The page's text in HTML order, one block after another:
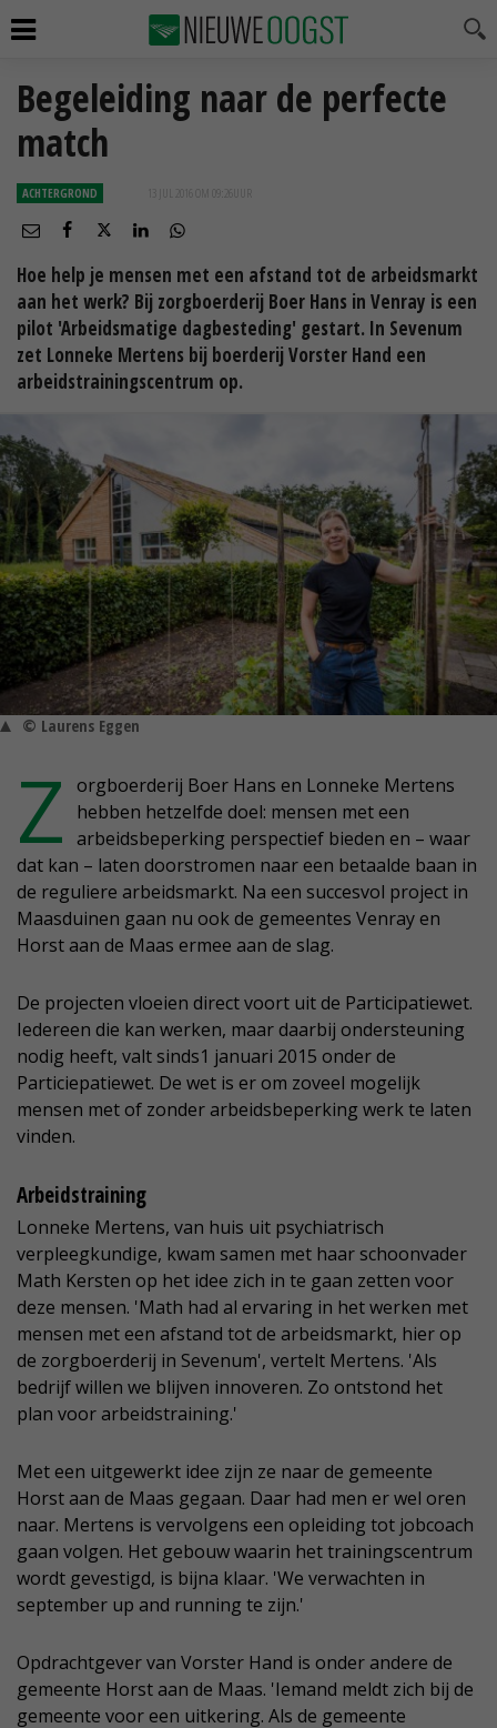
Begeleiding naar de perfecte
match
ACHTERGROND 13 JUL 2016 OM 09:26
Hoe help je mensen met een afstand tot de arbeidsmarkt
aan het werk? Bij zorgboerderij Boer Hans in Venray is een
pilot 'Arbeidsmatige dagbesteding' gestart. In Sevenum
zet Lonneke Mertens bij boerderij Vorster Hand een
arbeidstrainingscentrum op.
© Laurens Eggen
Z orgboerderij Boer Hans en Lonneke Mertens
hebben hetzelfde doel: mensen met een
arbeidsbeperking perspectief bieden en – waar
dat kan – laten doorstromen naar een betaalde baan in
de reguliere arbeidsmarkt. Na een succesvol project in
Maasduinen gaan nu ook de gemeentes Venray en
Horst aan de Maas ermee aan de slag.
De projecten vloeien direct voort uit de Participatiewet.
Iedereen die kan werken, maar daarbij ondersteuning
nodig heeft, valt sinds1 januari 2015 onder de
Particiepatiewet. De wet is er om zoveel mogelijk
mensen met of zonder arbeidsbeperking werk te laten
vinden.
Arbeidstraining
Lonneke Mertens, van huis uit psychiatrisch
verpleegkundige, kwam samen met haar schoonvader
Math Kersten op het idee zich in te gaan zetten voor
deze mensen. 'Math had al ervaring in het werken met
mensen met een afstand tot de arbeidsmarkt, hier op
de zorgboerderij in Sevenum', vertelt Mertens. 'Als
bedrijf willen we blijven innoveren. Zo ontstond het
plan voor arbeidstraining.'
Met een uitgewerkt idee zijn ze naar de gemeente
Horst aan de Maas gegaan. Daar had men er wel oren
naar. Mertens is vervolgens een opleiding tot jobcoach
gaan volgen. Het gebouw waarin het trainingscentrum
wordt gevestigd, is bijna klaar. 'We verwachten in
september up and running te zijn.'
Opdrachtgever van Vorster Hand is onder andere de
gemeente Horst aan de Maas. 'Iemand meldt zich bij de
gemeente voor een uitkering. Als de gemeente